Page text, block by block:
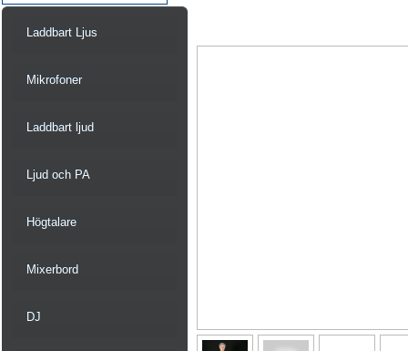
Laddbart Ljus
Mikrofoner
Laddbart ljud
Ljud och PA
Högtalare
Mixerbord
DJ